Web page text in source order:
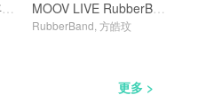
FWD 富衛保險10周年呈獻：MOOV LIVE TYSON YOSHI x GARETH.T 重溫歌單 MOOV LIVE RubberBand x Charmaine Fong
RubberBand, 方皓玟
更多 >